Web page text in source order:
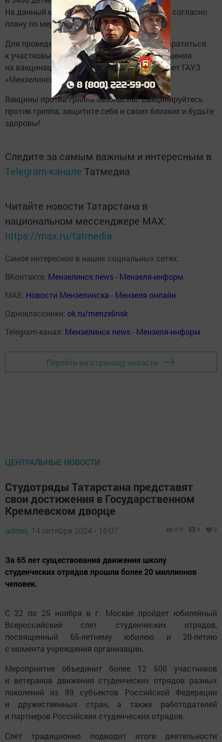
На данный момент вакцинация проводится согласно
плану по мере поступления вакцины.
Для проведения вакцинации необходимо обратиться
к участковым врачам для получения разрешения
на вакцинацию, затем в прививочный кабинет ГАУЗ
«Мензелинская ЦРБ».
Вакцины против гриппа безопасны. Вакцинируйтесь
против гриппа, защитите себя и своих близких и будьте
здоровы!
Следите за самым важным и интересным в
Telegram-канале Татмедиа
Читайте новости Татарстана в
национальном мессенджере MАХ:
https://max.ru/tatmedia
Самое интересное в наших социальных сетях:
ВКонтакте: Мензелинск news - Мензеля-информ
MAX: Новости Мензелинска - Мензеля онлайн
Одноклассники: ok.ru/menzelinsk
Telegram-канал: Мензелинск news - Мензеля-информ
Перейти на страницу новости
ЦЕНТРАЛЬНЫЕ НОВОСТИ
Студотряды Татарстана представят
свои достижения в Государственном
Кремлевском дворце
admin, 14 октября 2024 - 16:07 373 0 0
За 65 лет существования движения школу
студенческих отрядов прошли более 20 миллионов
человек.
С 22 по 25 ноября в г. Москве пройдет юбилейный
Всероссийский слет студенческих отрядов,
посвященный 65-летнему юбилею и 20-летию
с момента учреждения организации.
Мероприятие объединит более 12 500 участников
и ветеранов движения студенческих отрядов разных
поколений из 89 субъектов Российской Федерации
и дружественных стран, а также работодателей
и партнеров Российских студенческих отрядов.
Слет традиционно подводит итоги деятельности